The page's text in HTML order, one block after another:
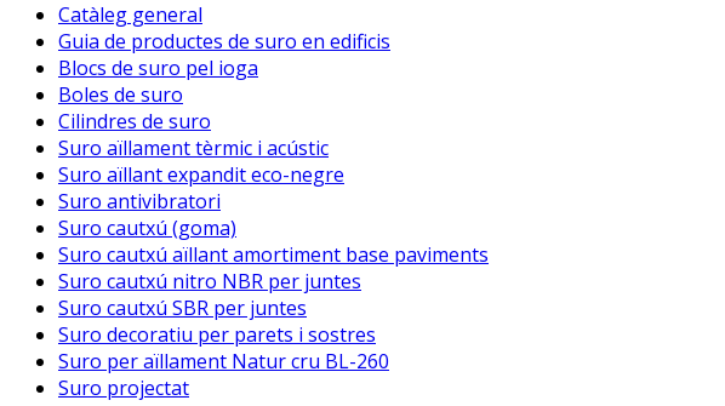
Catàleg general
Guia de productes de suro en edificis
Blocs de suro pel ioga
Boles de suro
Cilindres de suro
Suro aïllament tèrmic i acústic
Suro aïllant expandit eco-negre
Suro antivibratori
Suro cautxú (goma)
Suro cautxú aïllant amortiment base paviments
Suro cautxú nitro NBR per juntes
Suro cautxú SBR per juntes
Suro decoratiu per parets i sostres
Suro per aïllament Natur cru BL-260
Suro projectat